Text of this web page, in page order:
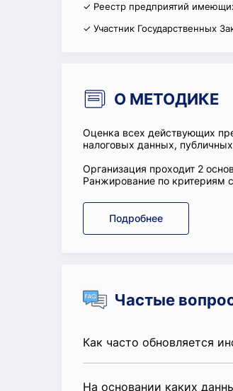
✓ Реестр предприятий
✓ Участник Государственных
О МЕТОДИКЕ
Оценка всех действующих
налоговых данных,
Организация проходит 2
Ранжирование по критериям
Подробнее
Частые
Как часто обновляется
На основании каких